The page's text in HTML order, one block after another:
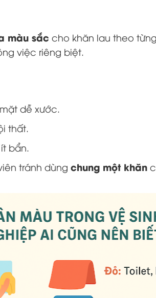
màu sắc cho khăn lau theo
việc riêng biệt.
dễ xước.
thất.
bẩn.
tránh dùng chung một khăn